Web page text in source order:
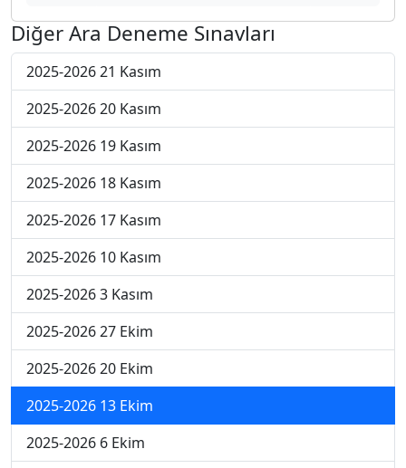
Diğer Ara Deneme Sınavları
2025-2026 21 Kasım
2025-2026 20 Kasım
2025-2026 19 Kasım
2025-2026 18 Kasım
2025-2026 17 Kasım
2025-2026 10 Kasım
2025-2026 3 Kasım
2025-2026 27 Ekim
2025-2026 20 Ekim
2025-2026 13 Ekim
2025-2026 6 Ekim